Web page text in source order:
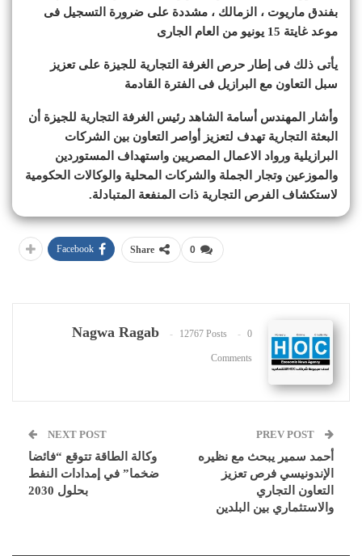
بفندق ماريوت ، الزمالك ، مشددة على ضرورة التسجيل فى
موعد غايتة 15 يونيو من العام الجارى
يأتى ذلك فى إطار حرص الغرفة التجارية للجيزة على تعزيز
سبل التعاون مع البرازيل فى الفترة القادمة
وأشار المهندس أسامة الشاهد رئيس الغرفة التجارية للجيزة أن
البعثة التجارية تهدف لتعزيز أواصر التعاون بين الشركات
البرازيلية ورواد الاعمال المصريين واستهداف المستوردين
والموزعين وتجار الجملة والشركات المحلية والوكالات الحكومية
لاستكشاف الفرص التجارية ذات المنفعة المتبادلة.
0
Share
Facebook
Nagwa Ragab 12767 Posts 0
Comments
أحمد سمير يبحث مع نظيره
الإندونيسي فرص تعزيز
التعاون التجاري
والاستثماري بين البلدين
NEXT POST
وكالة الطاقة تتوقع “فائضا
ضخما” في إمدادات النفط
بحلول 2030